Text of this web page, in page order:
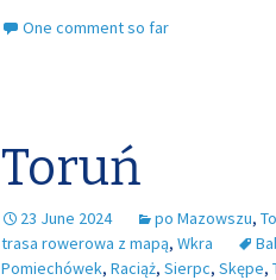
One comment so far
Toruń
23 June 2024 po Mazowszu,
trasa rowerowa z mapą, Wkra
Pomiechówek, Raciąż, Sierpc, Skępe,